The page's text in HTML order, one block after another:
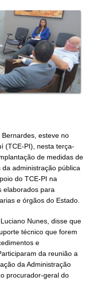
esteve no
(TCE-PI), nesta terça-
de medidas de
administração pública
do TCE-PI na
elaborados para
e órgãos do Estado.
Nunes, disse que
técnico que forem
e
da reunião a
da Administração
procurador-geral do